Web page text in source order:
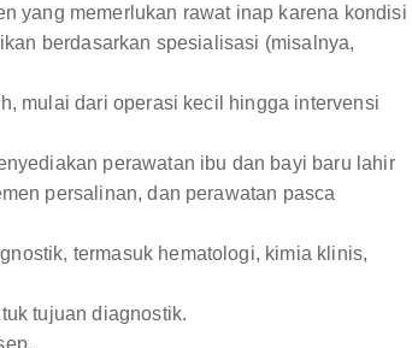
yang memerlukan rawat inap karena kondisi
berdasarkan spesialisasi (misalnya,
mulai dari operasi kecil hingga intervensi
perawatan ibu dan bayi baru lahir
persalinan, dan perawatan pasca
termasuk hematologi, kimia klinis,
tujuan diagnostik.